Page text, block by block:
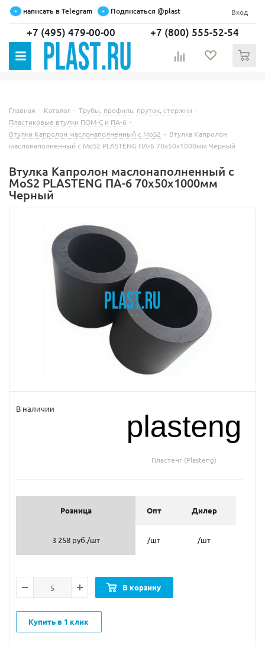
написать в Telegram Подписаться @plast Вход
+7 (495) 479-00-00 +7 (800) 555-52-54
Главная - Каталог - Трубы, профиль, пруток, стержни -
Пластиковые втулки ПОМ-С и ПА-6 -
Втулки Капролон маслонаполненный с MoS2 - Втулка Капролон
маслонаполненный с MoS2 PLASTENG ПА-6 70х50х1000мм Черный
Втулка Капролон маслонаполненный с
MoS2 PLASTENG ПА-6 70х50х1000мм
Черный
В наличии
Пластенг (Plasteng)
Розница Опт Дилер
3 258 руб./шт /шт /шт
В корзину
Купить в 1 клик